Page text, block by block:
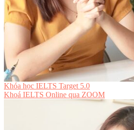
Khóa học IELTS Target 5.0
Khoá IELTS Online qua ZOOM